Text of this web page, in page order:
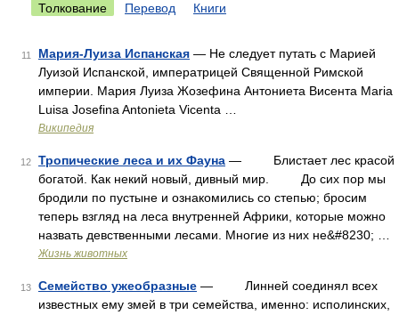
Толкование Перевод Книги
11 Мария-Луиза Испанская — Не следует путать с Марией
Луизой Испанской, императрицей Священной Римской
империи. Мария Луиза Жозефина Антониета Висента Maria
Luisa Josefina Antonieta Vicenta …
Википедия
12 Тропические леса и их Фауна — Блистает лес красой
богатой. Как некий новый, дивный мир. До сих пор мы
бродили по пустыне и ознакомились со степью; бросим
теперь взгляд на леса внутренней Африки, которые можно
назвать девственными лесами. Многие из них не&#8230; …
Жизнь животных
13 Семейство ужеобразные — Линней соединял всех
известных ему змей в три семейства, именно: исполинских,